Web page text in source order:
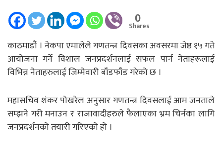
0
Shares
काठमाडौं । नेकपा एमालेले गणतन्त्र दिवसका अवसरमा जेष्ठ १५ गते
आयोजना गर्ने विशाल जनप्रदर्शनलाई सफल पार्न नेताहरूलाई
विभिन्न नेताहरुलाई जिम्मेवारी बाँडफाँड गरेको छ ।
महासचिव शंकर पोखरेल अनुसार गणतन्त्र दिवसलाई आम जनताले
सम्झने गरी मनाउन र राजावादीहरुले फैलाएका भ्रम चिर्नका लागि
जनप्रदर्शनको तयारी गरिएको हो ।